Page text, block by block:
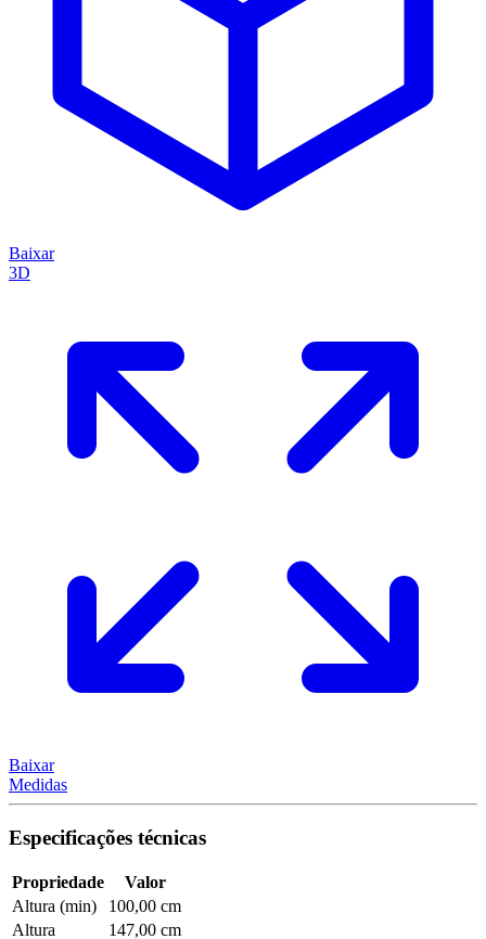
Baixar
3D
Baixar
Medidas
Especificações técnicas
Propriedade
Valor
Altura (min)
100,00 cm
Altura
147,00 cm